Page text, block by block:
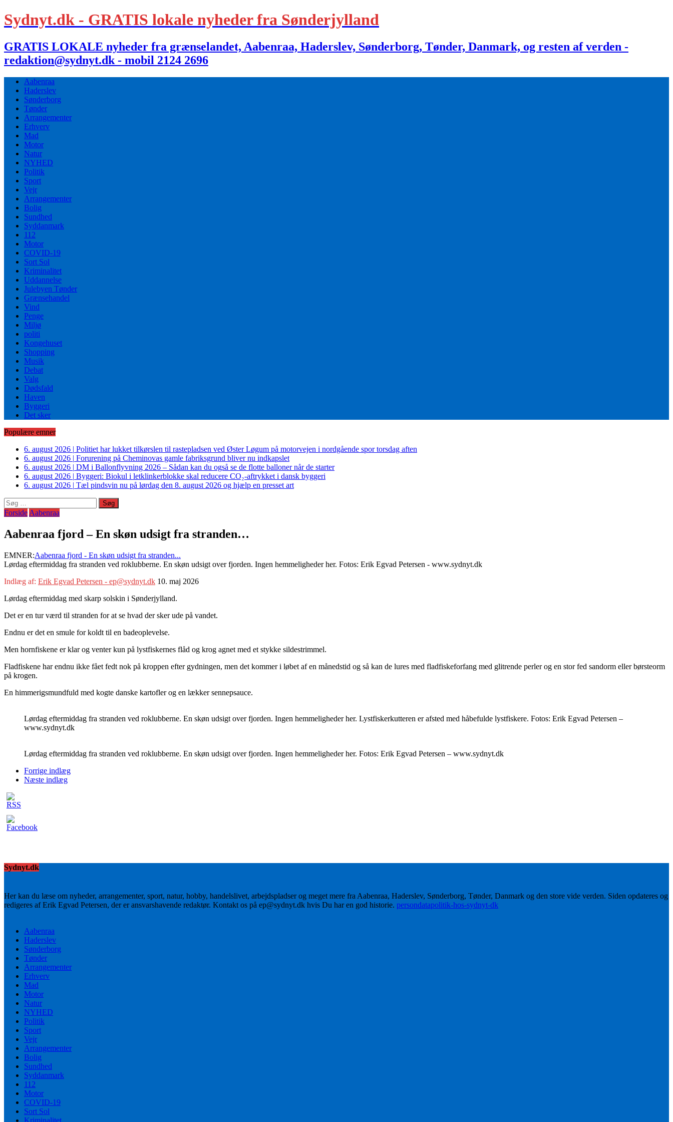
Sydnyt.dk - GRATIS lokale nyheder fra Sønderjylland
GRATIS LOKALE nyheder fra grænselandet, Aabenraa, Haderslev, Sønderborg, Tønder, Danmark, og resten af verden -
redaktion@sydnyt.dk - mobil 2124 2696
Aabenraa
Haderslev
Sønderborg
Tønder
Arrangementer
Erhverv
Mad
Motor
Natur
NYHED
Politik
Sport
Vejr
Arrangementer
Bolig
Sundhed
Syddanmark
112
Motor
COVID-19
Sort Sol
Kriminalitet
Uddannelse
Julebyen Tønder
Grænsehandel
Vind
Penge
Miljø
politi
Kongehuset
Shopping
Musik
Debat
Valg
Dødsfald
Haven
Byggeri
Det sker
Populære emner
6. august 2026 | Politiet har lukket tilkørslen til rastepladsen ved Øster Løgum på motorvejen i nordgående spor torsdag aften
6. august 2026 | Forurening på Cheminovas gamle fabriksgrund bliver nu indkapslet
6. august 2026 | DM i Ballonflyvning 2026 – Sådan kan du også se de flotte balloner når de starter
6. august 2026 | Byggeri: Biokul i letklinkerblokke skal reducere CO₂-aftrykket i dansk byggeri
6. august 2026 | Tæl pindsvin nu på lørdag den 8. august 2026 og hjælp en presset art
Søg
efter:
Forside Aabenraa
Aabenraa fjord – En skøn udsigt fra stranden…
EMNER:Aabenraa fjord - En skøn udsigt fra stranden...
Lørdag eftermiddag fra stranden ved roklubberne. En skøn udsigt over fjorden. Ingen hemmeligheder her. Fotos: Erik Egvad Petersen - www.sydnyt.dk
Indlæg af: Erik Egvad Petersen - ep@sydnyt.dk 10. maj 2026
Lørdag eftermiddag med skarp solskin i Sønderjylland.
Det er en tur værd til stranden for at se hvad der sker ude på vandet.
Endnu er det en smule for koldt til en badeoplevelse.
Men hornfiskene er klar og venter kun på lystfiskernes flåd og krog agnet med et stykke sildestrimmel.
Fladfiskene har endnu ikke fået fedt nok på kroppen efter gydningen, men det kommer i løbet af en månedstid og så kan de lures med fladfiskeforfang med glitrende perler og en stor fed sandorm eller børsteorm
på krogen.
En himmerigsmundfuld med kogte danske kartofler og en lækker sennepsauce.
Lørdag eftermiddag fra stranden ved roklubberne. En skøn udsigt over fjorden. Ingen hemmeligheder her. Lystfiskerkutteren er afsted med håbefulde lystfiskere. Fotos: Erik Egvad Petersen –
www.sydnyt.dk
Lørdag eftermiddag fra stranden ved roklubberne. En skøn udsigt over fjorden. Ingen hemmeligheder her. Fotos: Erik Egvad Petersen – www.sydnyt.dk
Forrige indlæg
Næste indlæg
Sydnyt.dk
Her kan du læse om nyheder, arrangementer, sport, natur, hobby, handelslivet, arbejdspladser og meget mere fra Aabenraa, Haderslev, Sønderborg, Tønder, Danmark og den store vide verden. Siden opdateres og
redigeres af Erik Egvad Petersen, der er ansvarshavende redaktør. Kontakt os på ep@sydnyt.dk hvis Du har en god historie. persondatapolitik-hos-sydnyt-dk
Aabenraa
Haderslev
Sønderborg
Tønder
Arrangementer
Erhverv
Mad
Motor
Natur
NYHED
Politik
Sport
Vejr
Arrangementer
Bolig
Sundhed
Syddanmark
112
Motor
COVID-19
Sort Sol